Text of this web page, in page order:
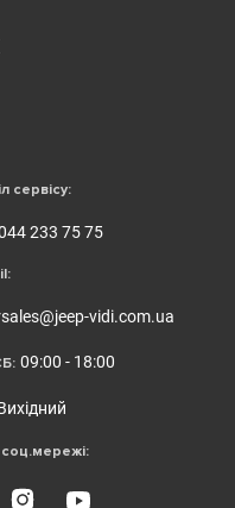
сервісу:
233 75 75
vidi.com.ua
09:00 - 18:00